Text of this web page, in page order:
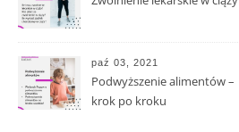
paź 03, 2021
Podwyższenie alimentów –
krok po kroku